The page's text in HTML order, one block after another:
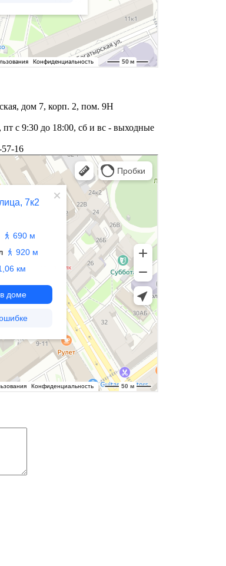
дом 7, корп. 2, пом. 9Н
с 9:30 до 18:00, сб и вс - выходные
16